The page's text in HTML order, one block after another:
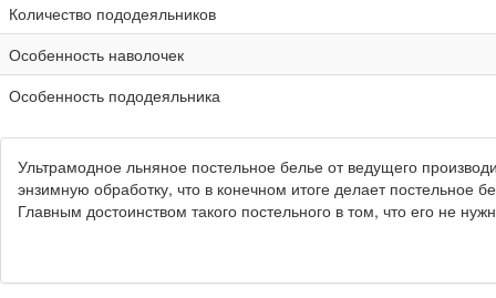
Количество пододеяльников
Особенность наволочек
Особенность пододеяльника
Ультрамодное льняное постельное белье от ведущего
энзимную обработку, что в конечном итоге делает постельное
Главным достоинством такого постельного в том, что его не